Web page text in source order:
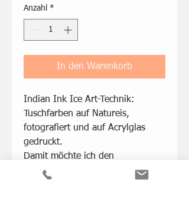
Anzahl *
In den Warenkorb
Indian Ink Ice Art-Technik:
Tuschfarben auf Natureis,
fotografiert und auf Acrylglas
gedruckt.
Damit möchte ich den
Schmelzprozess von Natureis